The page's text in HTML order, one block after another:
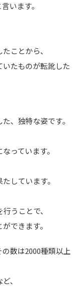
います。
ことから、
いたものが転訛した
、独特な姿です。
っています。
しています。
うことで、
できます。
数は2000種類以上
、